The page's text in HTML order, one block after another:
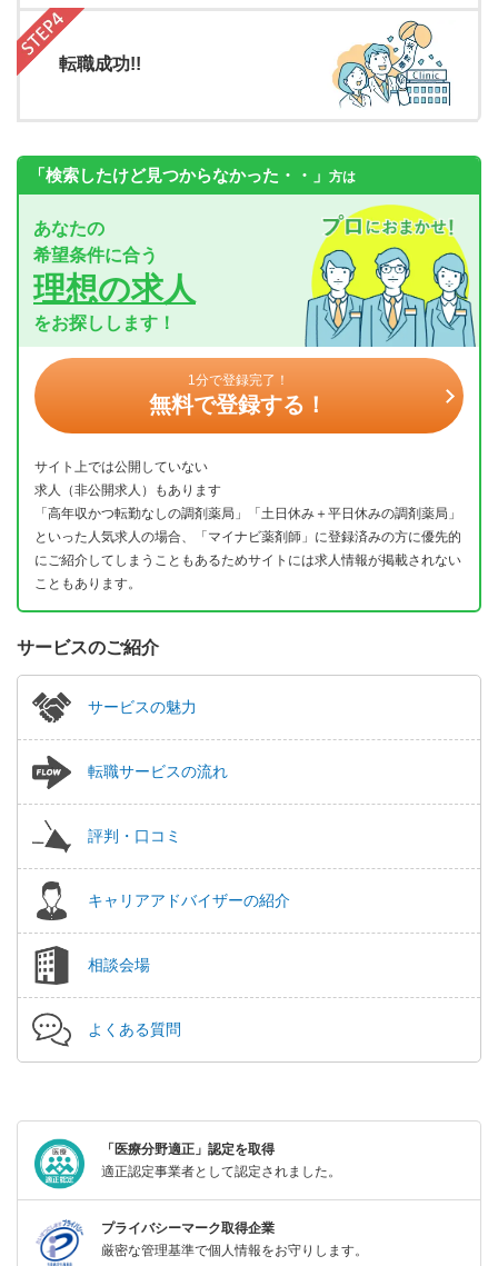
転職成功!!
「検索したけど見つからなかった・・」 方は
あなたの
希望条件に合う
理想の求人
をお探しします！
1分で登録完了！
無料で登録する！
サイト上では公開していない
求人（非公開求人）もあります
「高年収かつ転勤なしの調剤薬局」「土日休み＋平日休みの調剤薬局」
といった人気求人の場合、「マイナビ薬剤師」に登録済みの方に優先的
にご紹介してしまうこともあるためサイトには求人情報が掲載されない
こともあります。
サービスのご紹介
サービスの魅力
転職サービスの流れ
評判・口コミ
キャリアアドバイザーの紹介
相談会場
よくある質問
「医療分野適正」認定を取得
適正認定事業者として認定されました。
プライバシーマーク取得企業
厳密な管理基準で個人情報をお守りします。